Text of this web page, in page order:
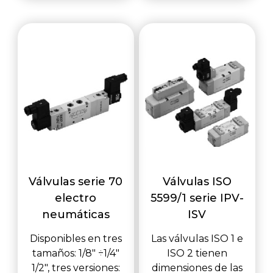
Válvulas serie 70
electro
neumáticas
Disponibles en tres
tamaños: 1/8" ÷1/4"
1/2", tres versiones:
Válvulas ISO
5599/1 serie IPV-
ISV
Las válvulas ISO 1 e
ISO 2 tienen
dimensiones de las